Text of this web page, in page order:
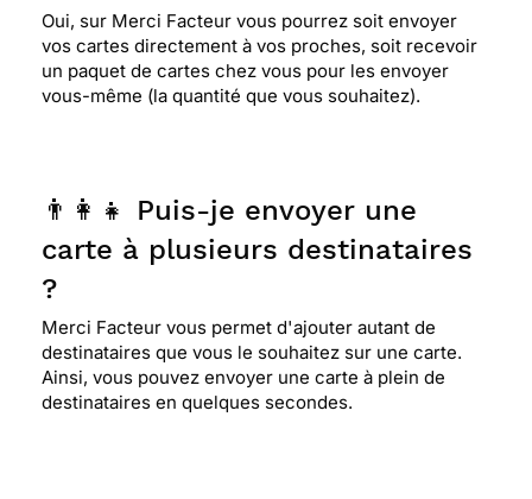
Oui, sur Merci Facteur vous pourrez soit envoyer
vos cartes directement à vos proches, soit recevoir
un paquet de cartes chez vous pour les envoyer
vous-même (la quantité que vous souhaitez).
👨‍👩‍👧 Puis-je envoyer une
carte à plusieurs destinataires
?
Merci Facteur vous permet d'ajouter autant de
destinataires que vous le souhaitez sur une carte.
Ainsi, vous pouvez envoyer une carte à plein de
destinataires en quelques secondes.